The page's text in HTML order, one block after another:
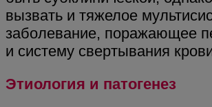
вызвать и тяжелое
заболевание, поражающее
и систему свертывания
Этиология и патогенез